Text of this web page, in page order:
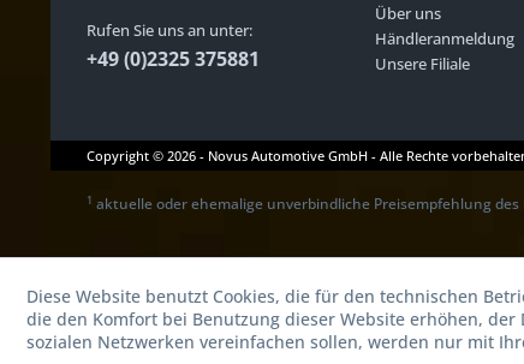
Rufen Sie uns an unter:
+49 (0)2325 375881
Über uns
Händleranmeldung
Unsere Filiale
Copyright © 2026 - Novus Automotive GmbH - Alle Rechte
1 aktuelle oder ehemalige unverbindliche Preisempfehlung
Diese Website benutzt Cookies, die für den technischen
die den Komfort bei Benutzung dieser Website erhöhen,
sozialen Netzwerken vereinfachen sollen, werden nur mit